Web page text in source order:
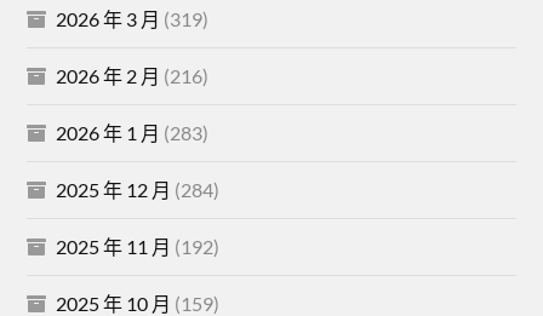
2026 年 3 月 (319)
2026 年 2 月 (216)
2026 年 1 月 (283)
2025 年 12 月 (284)
2025 年 11 月 (192)
2025 年 10 月 (159)